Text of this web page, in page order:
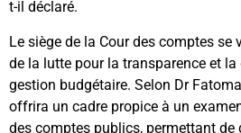
t-il déclaré.
Le siège de la Cour des comptes
de la lutte pour la transparence et
gestion budgétaire. Selon Dr
offrira un cadre propice à un
des comptes publics, permettant de